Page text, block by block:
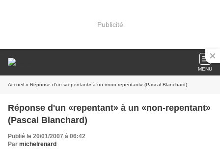
Publicité
MENU
Accueil » Réponse d'un «repentant» à un «non-repentant» (Pascal Blanchard)
Réponse d'un «repentant» à un «non-repentant»
(Pascal Blanchard)
Publié le 20/01/2007 à 06:42
Par michelrenard